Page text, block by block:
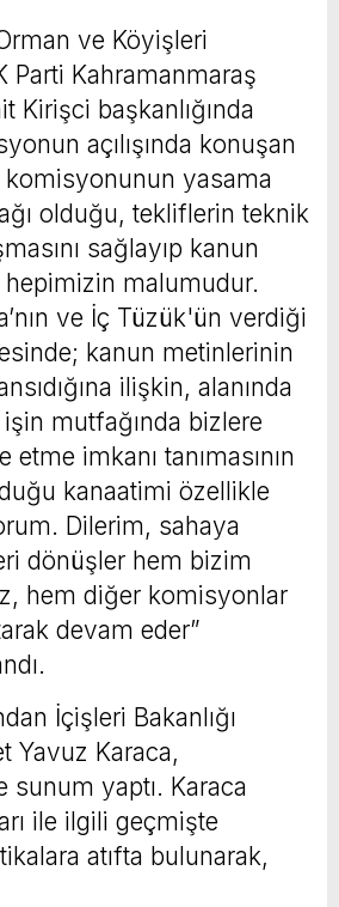
ve Köyişleri
Parti Kahramanmaraş
Kirişci başkanlığında
açılışında konuşan
komisyonunun yasama
olduğu, tekliflerin teknik
sağlayıp kanun
malumudur.
ve İç Tüzük'ün verdiği
kanun metinlerinin
ilişkin, alanında
mutfağında bizlere
imkanı tanımasının
kanaatimi özellikle
Dilerim, sahaya
dönüşler hem bizim
hem diğer komisyonlar
devam eder”
İçişleri Bakanlığı
Yavuz Karaca,
sunum yaptı. Karaca
ile ilgili geçmişte
atıfta bulunarak,